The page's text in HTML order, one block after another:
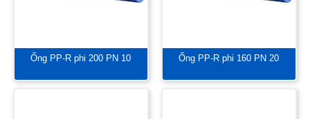
Ống PP-R phi 200 PN 10 Ống PP-R phi 160 PN 20